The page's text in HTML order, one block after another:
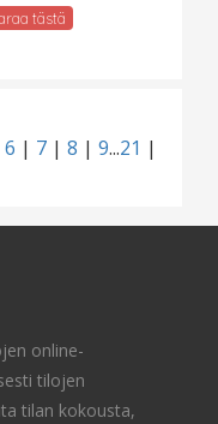
tästä
6 | 7 | 8 | 9...21 |
online-
tilojen
tilan kokousta,